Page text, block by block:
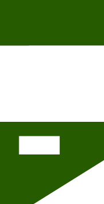
andre detaljer, ta